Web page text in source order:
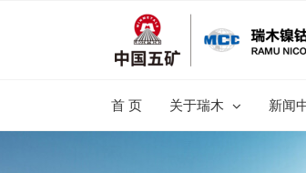
首 页 关于瑞木 新闻